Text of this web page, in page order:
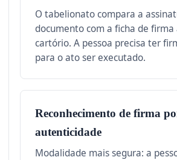
O tabelionato compara a
documento com a ficha de
cartório. A pessoa precisa ter
para o ato ser executado.
Reconhecimento de firma
autenticidade
Modalidade mais segura: a